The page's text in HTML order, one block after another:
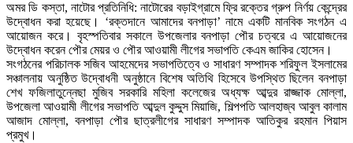
অমর ডি কস্তা, নাটোর প্রতিনিধি: নাটোরের বড়াইগ্রামে ফ্রি রক্তের গ্রুপ নির্ণয় কেন্দ্রের
উদ্বোধন করা হয়েছে। ‘রক্তদানে আমাদের বনপাড়া’ নামে একটি মানবিক সংগঠন এ
আয়োজন করে। বৃহস্পতিবার সকালে উপজেলার বনপাড়া পৌর চত্বরে এ আয়োজনের
উদ্বোধন করেন পৌর মেয়র ও পৌর আওয়ামী লীগের সভাপতি কেএম জাকির হোসেন।
সংগঠনের পরিচালক সজিব আহমেদের সভাপতিত্বে ও সাধারণ সম্পাদক শরিফুল ইসলামের
সঞ্চালনায় অনুষ্ঠিত উদ্বোধনী অনুষ্ঠানে বিশেষ অতিথি হিসেবে উপস্থিত ছিলেন বনপাড়া
শেখ ফজিলাতুন্নেছা মুজিব সরকারি মহিলা কলেজের অধ্যক্ষ আব্দুর রাজ্জাক মোল্লা,
উপজেলা আওয়ামী লীগের সভাপতি আব্দুল কুদ্দুস মিয়াজি, শিল্পপতি আলহাজ্ব আবুল কালাম
আজাদ মোল্লা, বনপাড়া পৌর ছাত্রলীগের সাধারণ সম্পাদক আতিকুর রহমান পিয়াস
প্রমুখ।